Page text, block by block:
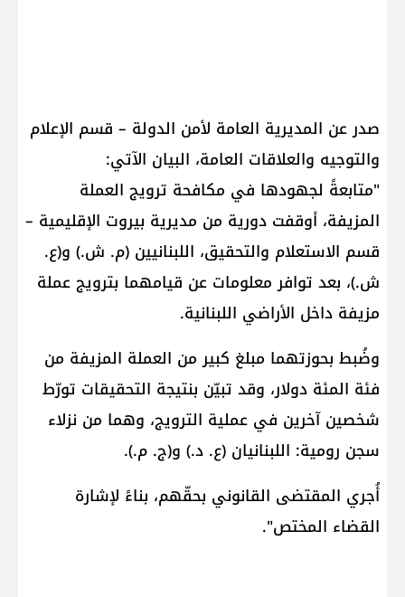
صدر عن المديرية العامة لأمن الدولة – قسم الإعلام
والتوجيه والعلاقات العامة، البيان الآتي:
"متابعةً لجهودها في مكافحة ترويج العملة
المزيفة، أوقفت دورية من مديرية بيروت الإقليمية –
قسم الاستعلام والتحقيق، اللبنانيين (م. ش.) و(ع.
ش.)، بعد توافر معلومات عن قيامهما بترويج عملة
مزيفة داخل الأراضي اللبنانية.
وضُبط بحوزتهما مبلغ كبير من العملة المزيفة من
فئة المئة دولار، وقد تبيّن بنتيجة التحقيقات تورّط
شخصين آخرين في عملية الترويج، وهما من نزلاء
سجن رومية: اللبنانيان (ع. د.) و(ج. م.).
أُجري المقتضى القانوني بحقّهم، بناءً لإشارة
القضاء المختص".